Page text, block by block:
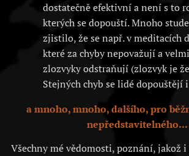
dostatečně efektivní a není s to
kterých se dopouští. Mnoho
zjistilo, že se např. v meditacích
které za chyby nepovažují a
zlozvyky odstraňují (zlozvyk je
Stejných chyb se lidé dopouštějí
a mnoho, mnoho, dalšího, pro
nepředstavitelného...
Všechny mé vědomosti, poznání, jakož